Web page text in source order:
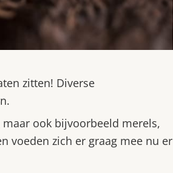
zitten! Diverse
ook bijvoorbeeld merels,
voeden zich er graag mee nu er